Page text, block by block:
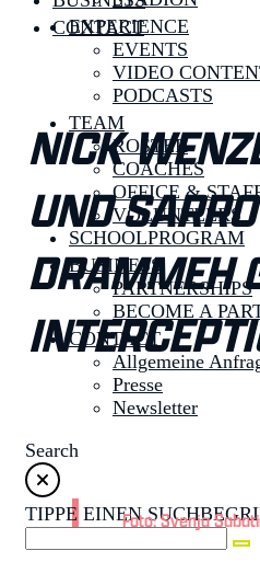
EXPERIENCE
EVENTS
VIDEO
PODCASTS
TEAM
ROSTER
COACHES
OFFICE &
VOLUNTEERS
SCHOOLPROGRAM
BUSINESS
PARTNERSHIPS
BECOME A
CONTACT
Allgemeine
Presse
Newsletter
Search
TIPPE EINEN
CONTACT
NICK
UND
DRAMMEH
Foto: Svenja